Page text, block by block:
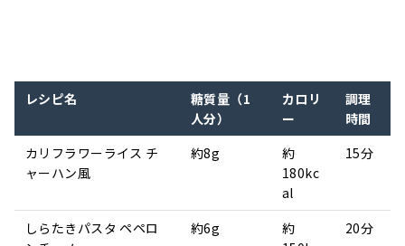
レシピ名
糖質量（1
人分）
カロリ
ー
調理
時間
カリフラワーライス チ
ャーハン風
約8g
約
180kc
al
15分
しらたきパスタ ペペロ
約6g
約
20分